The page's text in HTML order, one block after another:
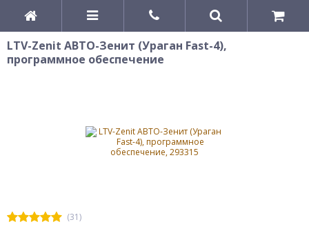
LTV-Zenit АВТО-Зенит (Ураган Fast-4),
программное обеспечение
(31)